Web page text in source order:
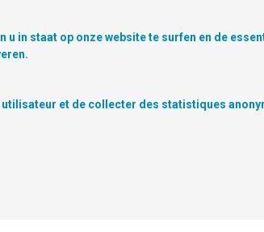
in staat op onze website te surfen en de
et de collecter des statistiques